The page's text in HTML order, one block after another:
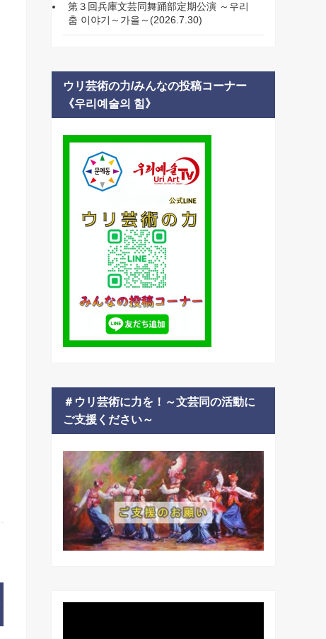
第３回兵庫文芸同舞踊部定期公演 ～우리
춤 이야기～가을～(2026.7.30)
ウリ芸術の力/みんなの投稿コーナー
《우리예술의 힘》
＃ウリ芸術に力を！～文芸同の活動に
ご支援ください～